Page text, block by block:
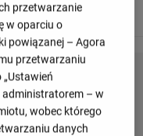
przetwarzanie
w oparciu o
powiązanej – Agora
przetwarzaniu
administratorem – w
wobec którego
danych